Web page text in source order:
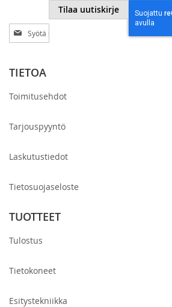
Tilaa
uutiskirjeemme:
Tilaa uutiskirje
TIETOA
Toimitusehdot
Tarjouspyyntö
Laskutustiedot
Tietosuojaseloste
TUOTTEET
Tulostus
Tietokoneet
Esitystekniikka